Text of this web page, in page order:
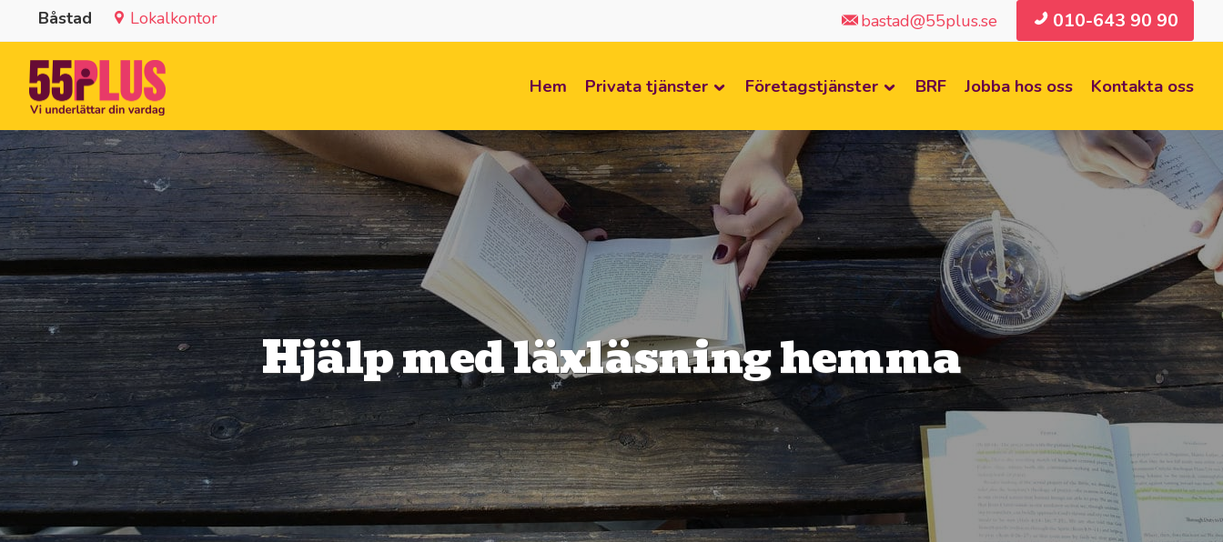
Båstad Lokalkontor bastad@55plus.se 010-643 90 90
Hem Privata tjänster Företagstjänster BRF Jobba hos oss Kontakta oss
Hjälp med läxläsning hemma